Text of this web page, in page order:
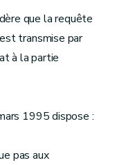
que la requête
transmise par
à la partie
1995 dispose :
pas aux